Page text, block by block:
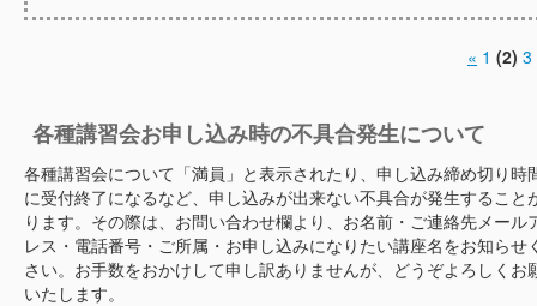
« 1 (2) 3
各種講習会お申し込み時の不具合発生について
各種講習会について「満員」と表示されたり、申し込み締め切り時
に受付終了になるなど、申し込みが出来ない不具合が発生すること
ります。その際は、お問い合わせ欄より、お名前・ご連絡先メール
レス・電話番号・ご所属・お申し込みになりたい講座名をお知らせ
さい。お手数をおかけして申し訳ありませんが、どうぞよろしくお
いたします。